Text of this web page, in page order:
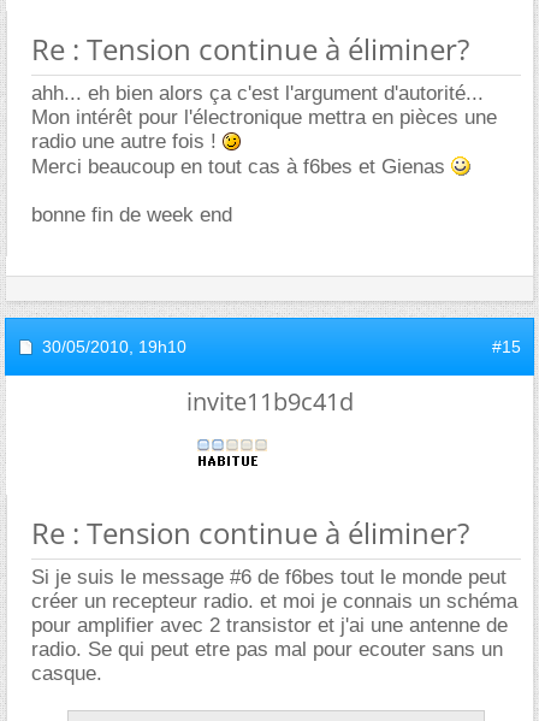
Re : Tension continue à éliminer?
ahh... eh bien alors ça c'est l'argument d'autorité...
Mon intérêt pour l'électronique mettra en pièces une
radio une autre fois !
Merci beaucoup en tout cas à f6bes et Gienas
bonne fin de week end
30/05/2010, 19h10 #15
invite11b9c41d
Re : Tension continue à éliminer?
Si je suis le message #6 de f6bes tout le monde peut
créer un recepteur radio. et moi je connais un schéma
pour amplifier avec 2 transistor et j'ai une antenne de
radio. Se qui peut etre pas mal pour ecouter sans un
casque.